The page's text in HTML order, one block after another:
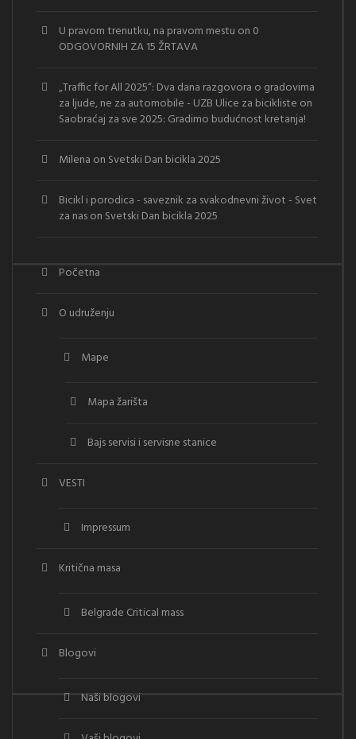
U pravom trenutku, na pravom mestu on 0
ODGOVORNIH ZA 15 ŽRTAVA
„Traffic for All 2025“: Dva dana razgovora o gradovima
za ljude, ne za automobile - UZB Ulice za bicikliste on
Saobraćaj za sve 2025: Gradimo budućnost kretanja!
Milena on Svetski Dan bicikla 2025
Bicikl i porodica - saveznik za svakodnevni život - Svet
za nason Svetski Dan bicikla 2025
Početna
O udruženju
Mape
Mapa žarišta
Bajs servisi i servisne stanice
VESTI
Impressum
Kritična masa
Belgrade Critical mass
Blogovi
Naši blogovi